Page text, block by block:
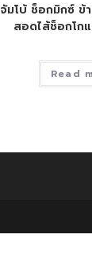
จัมโบ้ ช็อกมิกซ์ ข้
สอดไส้ช็อกโก
Read